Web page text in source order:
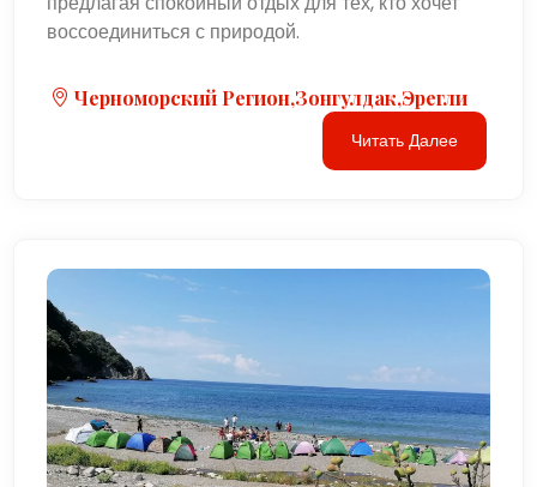
воссоединиться с природой.
Черноморский Регион,Зонгулдак,Эрегли
Читать Далее